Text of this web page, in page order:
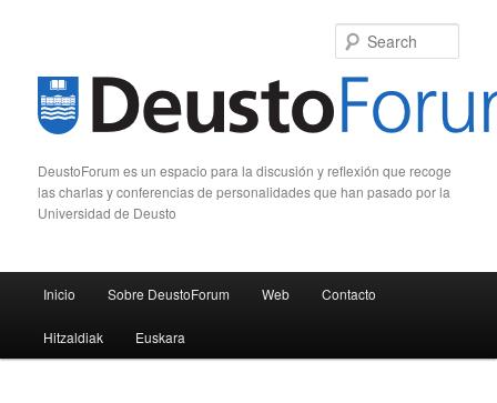
DeustoForum es un espacio para la discusión y reflexión que recoge
las charlas y conferencias de personalidades que han pasado por la
Universidad de Deusto
Skip to primary content
Skip to secondary content
Inicio Sobre DeustoForum Web Contacto
Hitzaldiak Euskara